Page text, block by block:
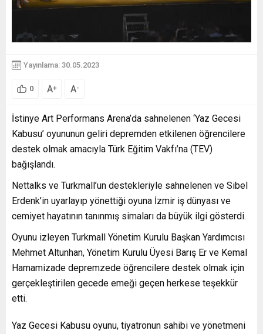
Yayınlama: 30.05.2023
0 A+ A-
İstinye Art Performans Arena’da sahnelenen ‘Yaz Gecesi
Kabusu’ oyununun geliri depremden etkilenen öğrencilere
destek olmak amacıyla Türk Eğitim Vakfı’na (TEV)
bağışlandı.
Nettalks ve Turkmall’un destekleriyle sahnelenen ve Sibel
Erdenk’in uyarlayıp yönettiği oyuna İzmir iş dünyası ve
cemiyet hayatının tanınmış simaları da büyük ilgi gösterdi.
Oyunu izleyen Turkmall Yönetim Kurulu Başkan Yardımcısı
Mehmet Altunhan, Yönetim Kurulu Üyesi Barış Er ve Kemal
Hamamizade depremzede öğrencilere destek olmak için
gerçekleştirilen gecede emeği geçen herkese teşekkür
etti.
Yaz Gecesi Kabusu oyunu, tiyatronun sahibi ve yönetmeni